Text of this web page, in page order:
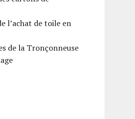
l’achat de toile en
de la Tronçonneuse